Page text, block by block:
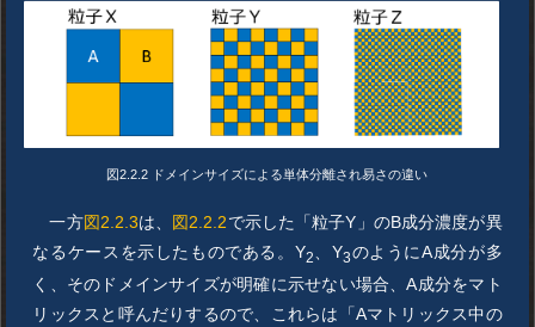
図2.2.2 ドメインサイズによる単体分離され易さの違い
一方図2.2.3は、 図2.2.2で示した「粒子Y」のB成分濃度が異
なるケースを示したものである。Y2 、Y3のようにA成分が多
く、そのドメインサイズが明確に示せない場合、A成分をマト
リックスと呼んだりするので、これらは「Aマトリックス中の